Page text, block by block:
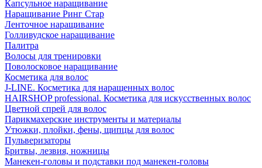
Капсульное наращивание
Наращивание Ринг Стар
Ленточное наращивание
Голливудское наращивание
Палитра
Волосы для тренировки
Поволосковое наращивание
Косметика для волос
J-LINE. Косметика для наращенных волос
HAIRSHOP professional. Косметика для искусственных волос
Цветной спрей для волос
Парикмахерские инструменты и материалы
Утюжки, плойки, фены, щипцы для волос
Пульверизаторы
Бритвы, лезвия, ножницы
Манекен-головы и подставки под манекен-головы